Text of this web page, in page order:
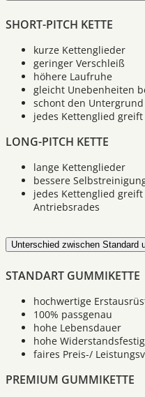
SHORT-PITCH KETTE
kurze Kettenglieder
geringer Verschleiß
höhere Laufruhe
gleicht Unebenheiten
schont den Untergrund
jedes Kettenglied
LONG-PITCH KETTE
lange Kettenglieder
bessere
jedes Kettenglied
Antriebsrades
Unterschied zwischen Standard
STANDART GUMMIKETTE
hochwertige
100% passgenau
hohe Lebensdauer
hohe
faires Preis-/
PREMIUM GUMMIKETTE